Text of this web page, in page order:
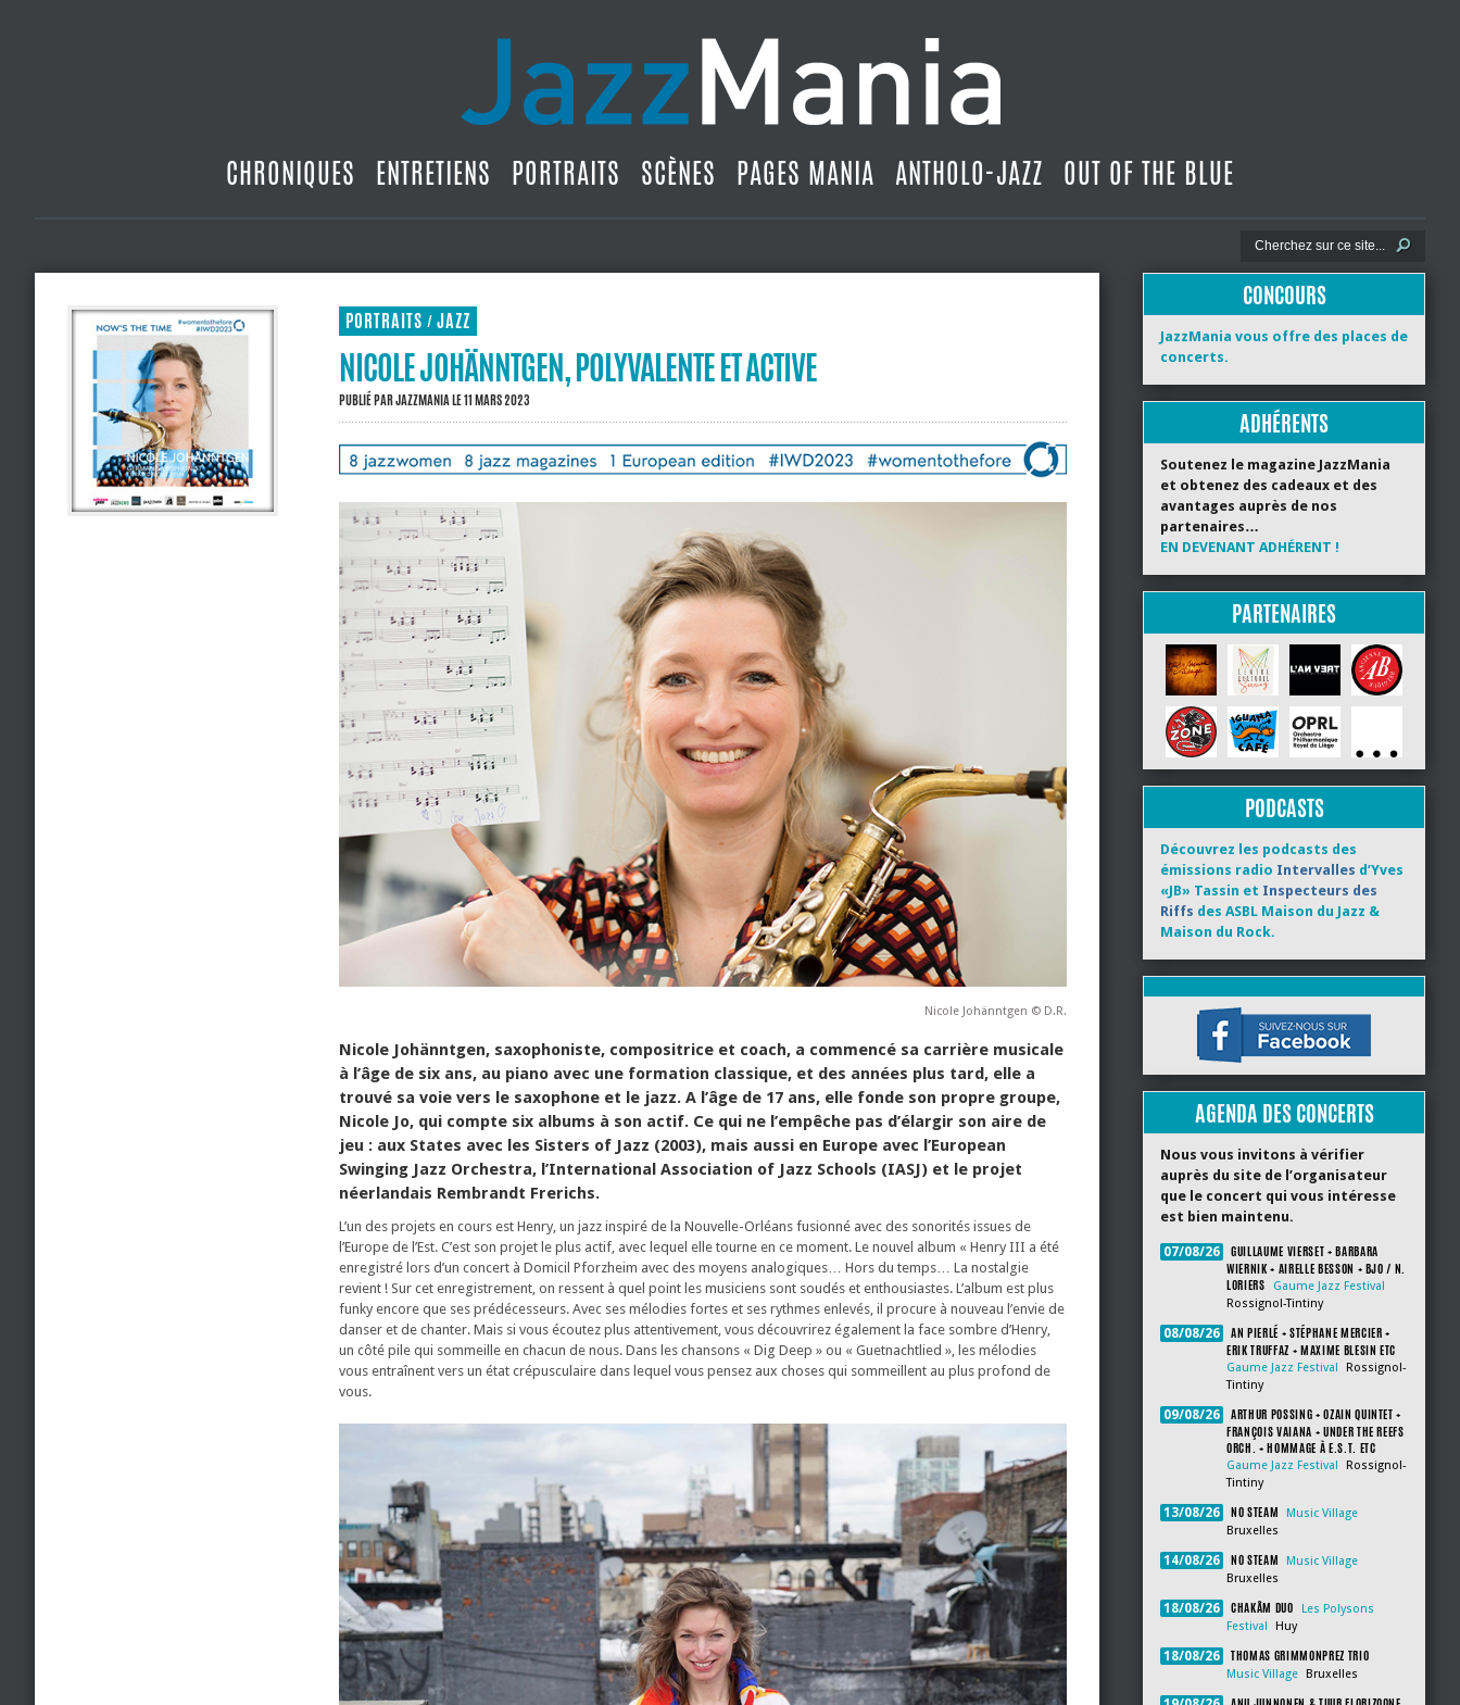
CHRONIQUES ENTRETIENS PORTRAITS SCÈNES PAGES MANIA ANTHOLO-JAZZ OUT OF THE BLUE
PORTRAITS / JAZZ
NICOLE JOHÄNNTGEN, POLYVALENTE ET ACTIVE
PUBLIÉ PARJAZZMANIALE 11 MARS 2023
Nicole Johänntgen © D.R.
Nicole Johänntgen, saxophoniste, compositrice et coach, a commencé sa carrière musicale
à l’âge de six ans, au piano avec une formation classique, et des années plus tard, elle a
trouvé sa voie vers le saxophone et le jazz. A l’âge de 17 ans, elle fonde son propre groupe,
Nicole Jo, qui compte six albums à son actif. Ce qui ne l’empêche pas d’élargir son aire de
jeu : aux States avec les Sisters of Jazz (2003), mais aussi en Europe avec l’European
Swinging Jazz Orchestra, l’International Association of Jazz Schools (IASJ) et le projet
néerlandais Rembrandt Frerichs.
L’un des projets en cours est Henry, un jazz inspiré de la Nouvelle-Orléans fusionné avec des sonorités issues de
l’Europe de l’Est. C’est son projet le plus actif, avec lequel elle tourne en ce moment. Le nouvel album « Henry III a été
enregistré lors d’un concert à Domicil Pforzheim avec des moyens analogiques… Hors du temps… La nostalgie
revient ! Sur cet enregistrement, on ressent à quel point les musiciens sont soudés et enthousiastes. L’album est plus
funky encore que ses prédécesseurs. Avec ses mélodies fortes et ses rythmes enlevés, il procure à nouveau l’envie de
danser et de chanter. Mais si vous écoutez plus attentivement, vous découvrirez également la face sombre d’Henry,
un côté pile qui sommeille en chacun de nous. Dans les chansons « Dig Deep » ou « Guetnachtlied », les mélodies
vous entraînent vers un état crépusculaire dans lequel vous pensez aux choses qui sommeillent au plus profond de
vous.
CONCOURS
JazzMania vous offre des places de
concerts.
ADHÉRENTS
Soutenez le magazine JazzMania
et obtenez des cadeaux et des
avantages auprès de nos
partenaires…
EN DEVENANT ADHÉRENT !
PARTENAIRES
PODCASTS
Découvrez les podcasts des
émissions radio Intervalles d’Yves
«JB» Tassin et Inspecteurs des
Riffs des ASBL Maison du Jazz &
Maison du Rock.
AGENDA DES CONCERTS
Nous vous invitons à vérifier
auprès du site de l’organisateur
que le concert qui vous intéresse
est bien maintenu.
07/08/26
GUILLAUME VIERSET + BARBARA
WIERNIK + AIRELLE BESSON + BJO / N.
LORIERS
Gaume Jazz Festival
Rossignol-Tintiny
08/08/26
AN PIERLÉ + STÉPHANE MERCIER +
ERIK TRUFFAZ + MAXIME BLESIN ETC
Gaume Jazz Festival
Rossignol-
Tintiny
09/08/26
ARTHUR POSSING + OZAIN QUINTET +
FRANÇOIS VAIANA + UNDER THE REEFS
ORCH. + HOMMAGE À E.S.T. ETC
Gaume Jazz Festival
Rossignol-
Tintiny
13/08/26 NO STEAM
Music Village
Bruxelles
14/08/26 NO STEAM
Music Village
Bruxelles
18/08/26 CHAKÂM DUO
Les Polysons
Festival
Huy
18/08/26 THOMAS GRIMMONPREZ TRIO
Music Village Bruxelles